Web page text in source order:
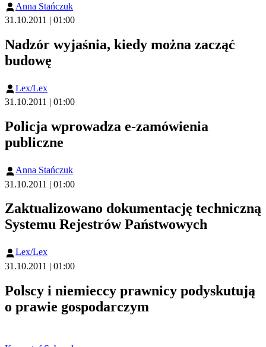
Anna Stańczuk
31.10.2011 | 01:00
Nadzór wyjaśnia, kiedy można zacząć
budowę
Lex/Lex
31.10.2011 | 01:00
Policja wprowadza e-zamówienia
publiczne
Anna Stańczuk
31.10.2011 | 01:00
Zaktualizowano dokumentację techniczną
Systemu Rejestrów Państwowych
Lex/Lex
31.10.2011 | 01:00
Polscy i niemieccy prawnicy podyskutują
o prawie gospodarczym